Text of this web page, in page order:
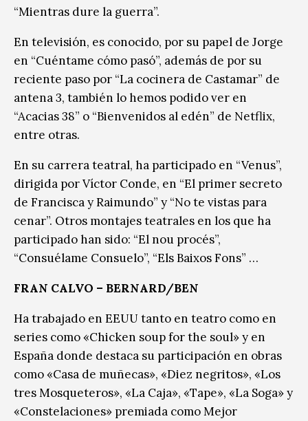
“Mientras dure la guerra”.
En televisión, es conocido, por su papel de Jorge
en “Cuéntame cómo pasó”, además de por su
reciente paso por “La cocinera de Castamar” de
antena 3, también lo hemos podido ver en
“Acacias 38” o “Bienvenidos al edén” de Netflix,
entre otras.
En su carrera teatral, ha participado en “Venus”,
dirigida por Víctor Conde, en “El primer secreto
de Francisca y Raimundo” y “No te vistas para
cenar”. Otros montajes teatrales en los que ha
participado han sido: “El nou procés”,
“Consuélame Consuelo”, “Els Baixos Fons” …
FRAN CALVO – BERNARD/BEN
Ha trabajado en EEUU tanto en teatro como en
series como «Chicken soup for the soul» y en
España donde destaca su participación en obras
como «Casa de muñecas», «Diez negritos», «Los
tres Mosqueteros», «La Caja», «Tape», «La Soga» y
«Constelaciones» premiada como Mejor